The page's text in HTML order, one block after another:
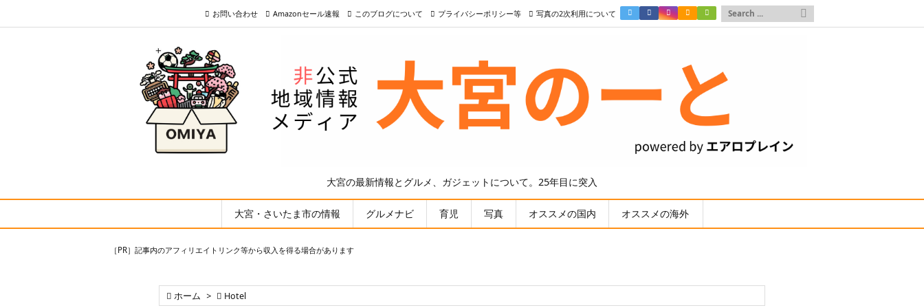
大宮の最新情報とグルメ、ガジェットについて。25年目に突入
大宮・さいたま市の情報 グルメナビ 育児 写真 オススメの国内 オススメの海外
お問い合わせ Amazonセール速報 このブログについて プライバシーポリシー等 写真の2次利用について 
［PR］記事内のアフィリエイトリンク等から収入を得る場合があります
 ホーム >  Hotel